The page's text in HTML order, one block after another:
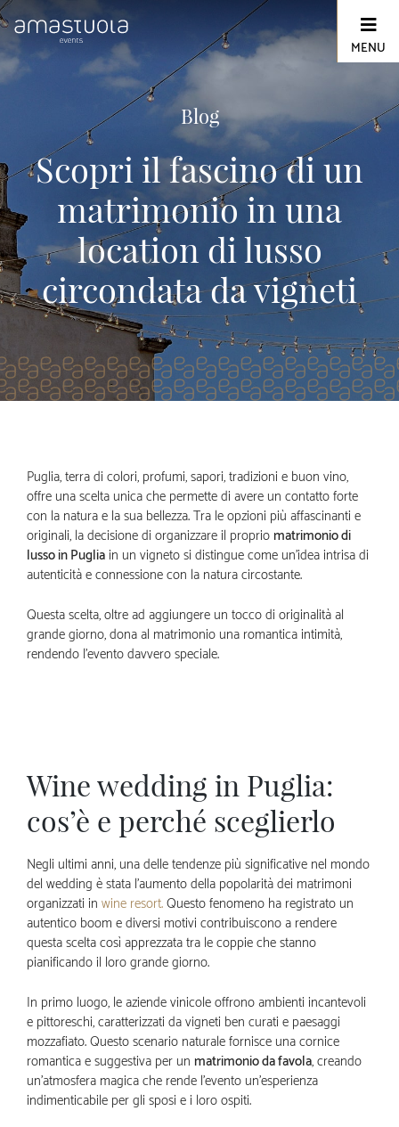
Skip
to
content
MENU
Blog
Scopri il fascino di un
matrimonio in una
location di lusso
circondata da vigneti
Puglia, terra di colori, profumi, sapori, tradizioni e buon vino,
offre una scelta unica che permette di avere un contatto forte
con la natura e la sua bellezza. Tra le opzioni più affascinanti e
originali, la decisione di organizzare il proprio matrimonio di
lusso in Pugliain un vigneto si distingue come un’idea intrisa di
autenticità e connessione con la natura circostante.
Questa scelta, oltre ad aggiungere un tocco di originalità al
grande giorno, dona al matrimonio una romantica intimità,
rendendo l’evento davvero speciale.
Wine wedding in Puglia:
cos’è e perché sceglierlo
Negli ultimi anni, una delle tendenze più significative nel mondo
del wedding è stata l’aumento della popolarità dei matrimoni
organizzati in wine resort.Questo fenomeno ha registrato un
autentico boom e diversi motivi contribuiscono a rendere
questa scelta così apprezzata tra le coppie che stanno
pianificando il loro grande giorno.
In primo luogo, le aziende vinicole offrono ambienti incantevoli
e pittoreschi, caratterizzati da vigneti ben curati e paesaggi
mozzafiato. Questo scenario naturale fornisce una cornice
romantica e suggestiva per un matrimonio da favola, creando
un’atmosfera magica che rende l’evento un’esperienza
indimenticabile per gli sposi e i loro ospiti.